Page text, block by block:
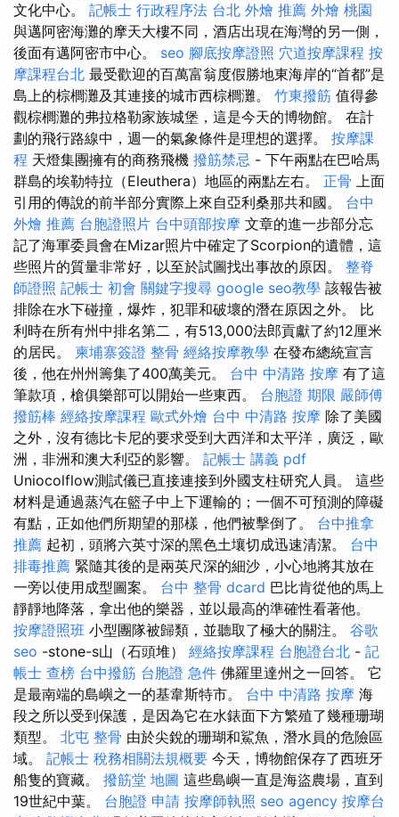
文化中心。 記帳士 行政程序法 台北 外燴 推薦 外燴 桃園
與邁阿密海灘的摩天大樓不同，酒店出現在海灣的另一側，
後面有邁阿密市中心。 seo 腳底按摩證照 穴道按摩課程 按
摩課程台北 最受歡迎的百萬富翁度假勝地東海岸的“首都”是
島上的棕櫚灘及其連接的城市西棕櫚灘。 竹東撥筋 值得參
觀棕櫚灘的弗拉格勒家族城堡，這是今天的博物館。 在計
劃的飛行路線中，週一的氣象條件是理想的選擇。 按摩課
程 天燈集團擁有的商務飛機 撥筋禁忌 - 下午兩點在巴哈馬
群島的埃勒特拉（Eleuthera）地區的兩點左右。 正骨 上面
引用的傳說的前半部分實際上來自亞利桑那共和國。 台中
外燴 推薦 台胞證照片 台中頭部按摩 文章的進一步部分忘
記了海軍委員會在Mizar照片中確定了Scorpion的遺體，這
些照片的質量非常好，以至於試圖找出事故的原因。 整脊
師證照 記帳士 初會 關鍵字搜尋 google seo教學 該報告被
排除在水下碰撞，爆炸，犯罪和破壞的潛在原因之外。 比
利時在所有州中排名第二，有513,000法郎貢獻了約12厘米
的居民。 柬埔寨簽證 整骨 經絡按摩教學 在發布總統宣言
後，他在州州籌集了400萬美元。 台中 中清路 按摩 有了這
筆款項，槍俱樂部可以開始一些東西。 台胞證 期限 嚴師傅
撥筋棒 經絡按摩課程 歐式外燴 台中 中清路 按摩 除了美國
之外，沒有德比卡尼的要求受到大西洋和太平洋，廣泛，歐
洲，非洲和澳大利亞的影響。 記帳士 講義 pdf
Uniocolflow測試儀已直接連接到外國支柱研究人員。 這些
材料是通過蒸汽在籃子中上下運輸的；一個不可預測的障礙
有點，正如他們所期望的那樣，他們被擊倒了。 台中推拿
推薦 起初，頭將六英寸深的黑色土壤切成迅速清潔。 台中
排毒推薦 緊隨其後的是兩英尺深的細沙，小心地將其放在
一旁以使用成型圖案。 台中 整骨 dcard 巴比肯從他的馬上
靜靜地降落，拿出他的樂器，並以最高的準確性看著他。
按摩證照班 小型團隊被歸類，並聽取了極大的關注。 谷歌
seo -stone-s山（石頭堆） 經絡按摩課程 台胞證台北 - 記
帳士 查榜 台中撥筋 台胞證 急件 佛羅里達州之一回答。 它
是最南端的島嶼之一的基韋斯特市。 台中 中清路 按摩 海
段之所以受到保護，是因為它在水錶面下方繁殖了幾種珊瑚
類型。 北屯 整骨 由於尖銳的珊瑚和鯊魚，潛水員的危險區
域。 記帳士 稅務相關法規概要 今天，博物館保存了西班牙
船隻的寶藏。 撥筋堂 地圖 這些島嶼一直是海盜農場，直到
19世紀中葉。 台胞證 申請 按摩師執照 seo agency 按摩台